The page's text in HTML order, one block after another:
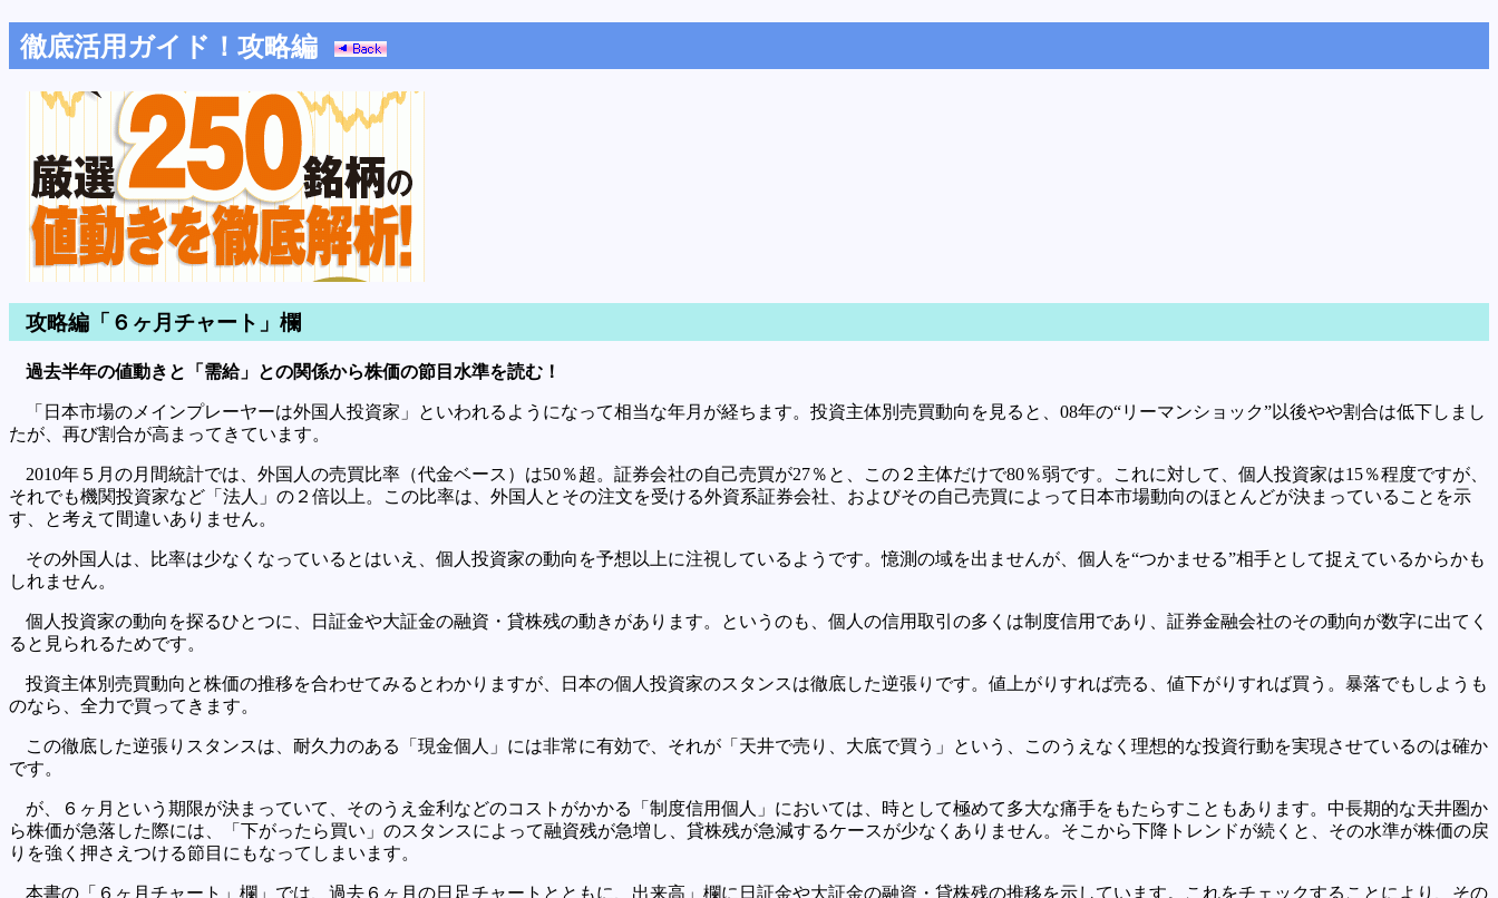
徹底活用ガイド！攻略編
攻略編「６ヶ月チャート」欄
過去半年の値動きと「需給」との関係から株価の節目水準を読む！
「日本市場のメインプレーヤーは外国人投資家」といわれるようになって相当な年月が経ちます。投資主体別売買動向を見ると、08年の“リーマンショック”以後やや割合は低下しまし
たが、再び割合が高まってきています。
2010年５月の月間統計では、外国人の売買比率（代金ベース）は50％超。証券会社の自己売買が27％と、この２主体だけで80％弱です。これに対して、個人投資家は15％程度ですが、
それでも機関投資家など「法人」の２倍以上。この比率は、外国人とその注文を受ける外資系証券会社、およびその自己売買によって日本市場動向のほとんどが決まっていることを示
す、と考えて間違いありません。
その外国人は、比率は少なくなっているとはいえ、個人投資家の動向を予想以上に注視しているようです。憶測の域を出ませんが、個人を“つかませる”相手として捉えているからかも
しれません。
個人投資家の動向を探るひとつに、日証金や大証金の融資・貸株残の動きがあります。というのも、個人の信用取引の多くは制度信用であり、証券金融会社のその動向が数字に出てく
ると見られるためです。
投資主体別売買動向と株価の推移を合わせてみるとわかりますが、日本の個人投資家のスタンスは徹底した逆張りです。値上がりすれば売る、値下がりすれば買う。暴落でもしようも
のなら、全力で買ってきます。
この徹底した逆張りスタンスは、耐久力のある「現金個人」には非常に有効で、それが「天井で売り、大底で買う」という、このうえなく理想的な投資行動を実現させているのは確か
です。
が、６ヶ月という期限が決まっていて、そのうえ金利などのコストがかかる「制度信用個人」においては、時として極めて多大な痛手をもたらすこともあります。中長期的な天井圏か
ら株価が急落した際には、「下がったら買い」のスタンスによって融資残が急増し、貸株残が急減するケースが少なくありません。そこから下降トレンドが続くと、その水準が株価の戻
りを強く押さえつける節目にもなってしまいます。
本書の「６ヶ月チャート」欄」では、過去６ヶ月の日足チャートとともに、出来高」欄に日証金や大証金の融資・貸株残の推移を示しています。これをチェックすることにより、その